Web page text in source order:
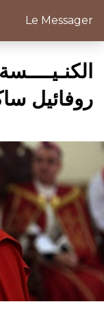
Le Messager
روفائيل